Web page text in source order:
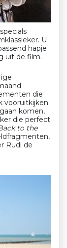
U
hapje
uit de film.
die
vooruitkijken
komen,
die perfect
to the
Rudi de